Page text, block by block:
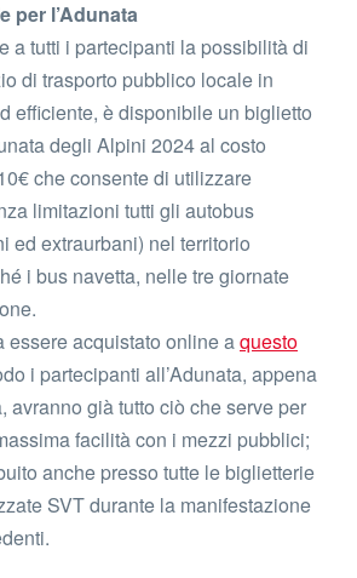
per l’Adunata
a tutti i partecipanti la possibilità di
di trasporto pubblico locale in
efficiente, è disponibile un biglietto
degli Alpini 2024 al costo
che consente di utilizzare
limitazioni tutti gli autobus
ed extraurbani) nel territorio
i bus navetta, nelle tre giornate
essere acquistato online aquesto
i partecipanti all’Adunata, appena
avranno già tutto ciò che serve per
facilità con i mezzi pubblici;
anche presso tutte le biglietterie
SVT durante la manifestazione